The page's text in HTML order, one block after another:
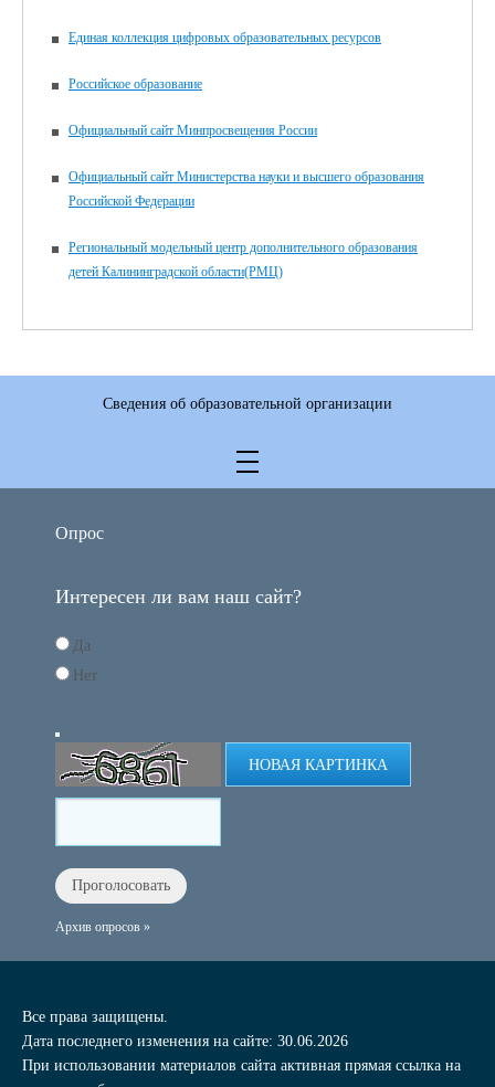
Единая коллекция цифровых образовательных ресурсов
Российское образование
Официальный сайт Минпросвещения России
Официальный сайт Министерства науки и высшего образования
Российской Федерации
Региональный модельный центр дополнительного образования
детей Калининградской области(РМЦ)
Сведения об образовательной организации
Опрос
Интересен ли вам наш сайт?
Да
Нет
НОВАЯ КАРТИНКА
Архив опросов »
Все права защищены.
Дата последнего изменения на сайте: 30.06.2026
При использовании материалов сайта активная прямая ссылка на